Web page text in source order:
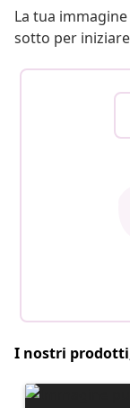
La tua
sotto per
I nostri